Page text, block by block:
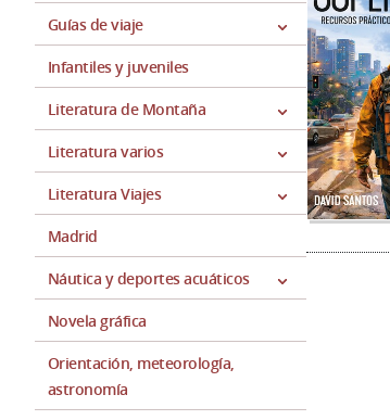
Guías de viaje
Infantiles y juveniles
Literatura de Montaña
Literatura varios
Literatura Viajes
Madrid
Náutica y deportes acuáticos
Novela gráfica
Orientación, meteorología,
astronomía